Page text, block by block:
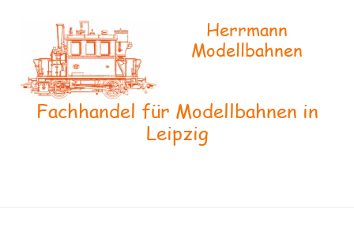
Herrmann
Modellbahnen
Fachhandel für Modellbahnen in
Leipzig